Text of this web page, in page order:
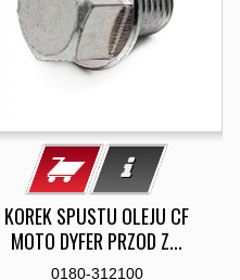
KOREK SPUSTU OLEJU CF
MOTO DYFER PRZOD Z...
0180-312100